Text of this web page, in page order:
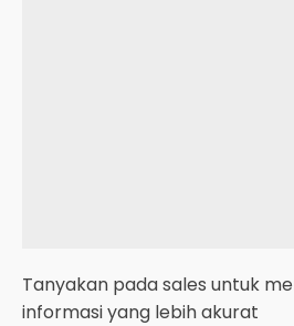
Tanyakan pada sales untuk
informasi yang lebih akurat